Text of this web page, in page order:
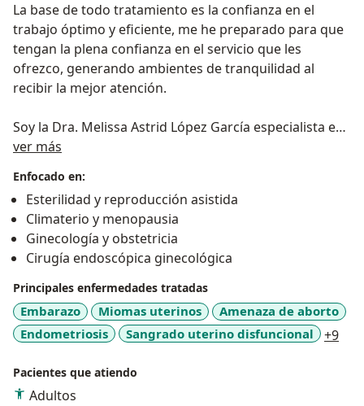
La base de todo tratamiento es la confianza en el
trabajo óptimo y eficiente, me he preparado para que
tengan la plena confianza en el servicio que les
ofrezco, generando ambientes de tranquilidad al
recibir la mejor atención.
Soy la Dra. Melissa Astrid López García especialista en
Ginecología y Obstetricia y con subespecialidad en
nacional e internacional.
Tengo la fortuna de ser mujer lo que me permite ser
empática con mis pacientes y comprender cada
situación desde la misma visión o perspectiva.
Amo mi labor y estoy a sus servicios, para que en
forma conjunta busquemos la mejor y más viable
solución a cada situación que se presente.
Me pongo a sus órdenes, será un placer atenderlas.
ver más
Enfocado en:
Esterilidad y reproducción asistida
Climaterio y menopausia
Ginecología y obstetricia
Cirugía endoscópica ginecológica
Principales enfermedades tratadas
Embarazo Miomas uterinos
Amenaza de aborto
Endometriosis
Sangrado uterino disfuncional +9
Pacientes que atiendo
Adultos